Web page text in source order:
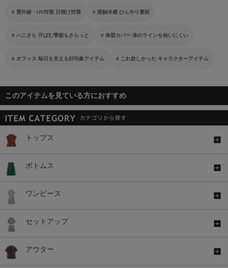
紫外線・UV対策 日焼け対策 接触冷感 ひんやり素材
ハニさら 汗ばむ季節もさらっと 体型カバー 体のラインを拾いにくい
オフィス 毎日を支える好印象アイテム これ欲しかった キャラクターアイテム
このアイテムを見ている方におすすめ
トップス
ボトムス
ワンピース
セットアップ
アウター